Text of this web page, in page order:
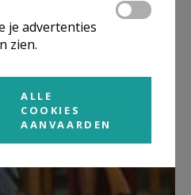
je advertenties
zien.
ALLE
COOKIES
AANVAARDEN